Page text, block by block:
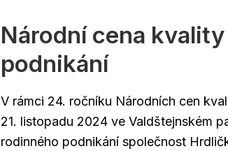
Národní cena
podnikání
V rámci 24. ročníku Národních cen
21. listopadu 2024 ve Valdštejnském
rodinného podnikání společnost